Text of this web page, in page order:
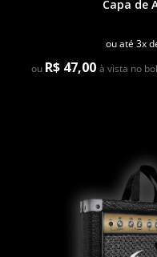
Capa de
ou até 3x
ou R$ 47,00 à vista no